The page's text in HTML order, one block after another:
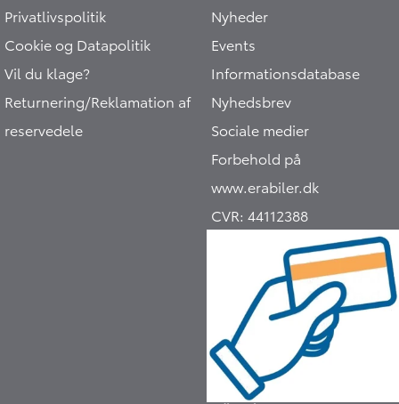
Privatlivspolitik
Cookie og Datapolitik
Vil du klage?
Returnering/Reklamation af
reservedele
Nyheder
Events
Informationsdatabase
Nyhedsbrev
Sociale medier
Forbehold på
www.erabiler.dk
CVR:44112388
Hej 🖐 Vil du vide,
hvad din bil er værd?